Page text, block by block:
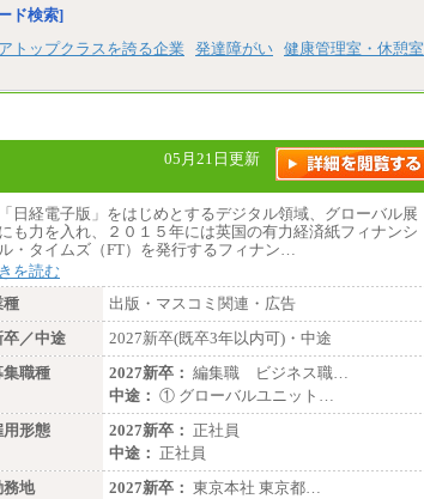
大学卒/月給219,000円～246,000円
との生計費などの地域差指数を勘案して拠点
ごとに定めています。
全職種共通
月給制
226,600円～390,100円（勤務地域等により異
なります）
・ご経験やスキルを考慮し、選考の中で決定
・試用期間中も同額支給します。
ド検索]
トップクラスを誇る企業 発達障がい 健康管理室・休憩室
05月21日更新
日経電子版」をはじめとするデジタル領域、グローバル展
も力を入れ、２０１５年には英国の有力経済紙フィナンシ
・タイムズ（FT）を発行するフィナン…
を読む
種
出版・マスコミ関連・広告
卒／中途
2027新卒(既卒3年以内可)・中途
集職種
2027新卒： 編集職 ビジネス職…
中途： ① グローバルユニット…
用形態
2027新卒： 正社員
中途： 正社員
務地
2027新卒： 東京本社 東京都…